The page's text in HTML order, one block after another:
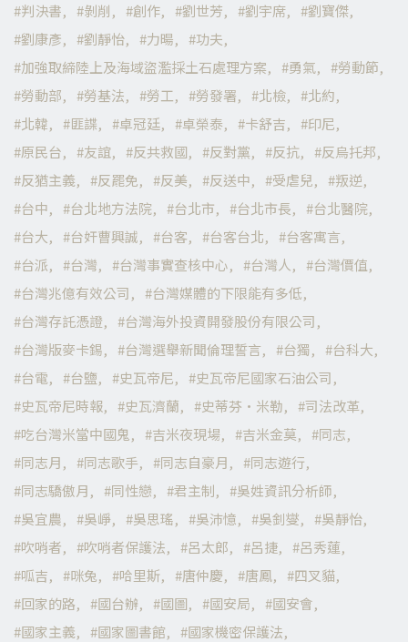
判決書
剝削 創作 劉世芳 劉宇席
劉寶傑
劉康彥
劉靜怡 力暘
功夫
加強取締陸上及海域盜濫採土石處理方案
勇氣
勞動節
勞動部
勞基法 勞工 勞發署 北檢
北約
北韓
匪諜 卓冠廷 卓榮泰 卡舒吉
印尼
原民台
友誼 反共救國 反對黨 反抗
反烏托邦
反猶主義
反罷免 反美 反送中 受虐兒
叛逆
台中
台北地方法院 台北市 台北市長
台北醫院
台大
台奸曹興誠 台客 台客台北
台客寓言
台派
台灣 台灣事實查核中心 台灣人
台灣價值
台灣兆億有效公司
台灣媒體的下限能有多低
台灣存託憑證
台灣海外投資開發股份有限公司
台灣版麥卡錫
台灣選舉新聞倫理誓言 台獨
台科大
台電
台鹽 史瓦帝尼
史瓦帝尼國家石油公司
史瓦帝尼時報
史瓦濟蘭 史蒂芬·米勒
司法改革
吃台灣米當中國鬼
吉米夜現場 吉米金莫
同志
同志月
同志歌手 同志自豪月
同志遊行
同志驕傲月
同性戀 君主制
吳姓資訊分析師
吳宜農
吳崢 吳思瑤 吳沛憶 吳釗燮
吳靜怡
吹哨者
吹哨者保護法 呂太郎 呂捷
呂秀蓮
呱吉
咪兔 哈里斯 唐仲慶 唐鳳
四叉貓
回家的路
國台辦 國圖 國安局
國安會
國家主義
國家圖書館
國家機密保護法